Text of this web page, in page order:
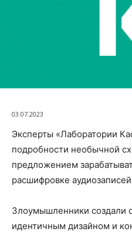
03.07.2023
Эксперты «Лаборатории
подробности необычной
предложением
расшифровке
Злоумышленники создали
идентичным дизайном и